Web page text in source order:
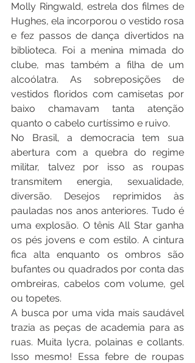
Molly Ringwald, estrela dos filmes de
Hughes, ela incorporou o vestido rosa
e fez passos de dança divertidos na
biblioteca. Foi a menina mimada do
clube, mas também a filha de um
alcoólatra. As sobreposições de
vestidos floridos com camisetas por
baixo chamavam tanta atenção
quanto o cabelo curtíssimo e ruivo.
No Brasil, a democracia tem sua
abertura com a quebra do regime
militar, talvez por isso as roupas
transmitem energia, sexualidade,
diversão. Desejos reprimidos às
pauladas nos anos anteriores. Tudo é
uma explosão. O tênis All Star ganha
os pés jovens e com estilo. A cintura
fica alta enquanto os ombros são
bufantes ou quadrados por conta das
ombreiras, cabelos com volume, gel
ou topetes.
A busca por uma vida mais saudável
trazia as peças de academia para as
ruas. Muita lycra, polainas e collants.
Isso mesmo! Essa febre de roupas